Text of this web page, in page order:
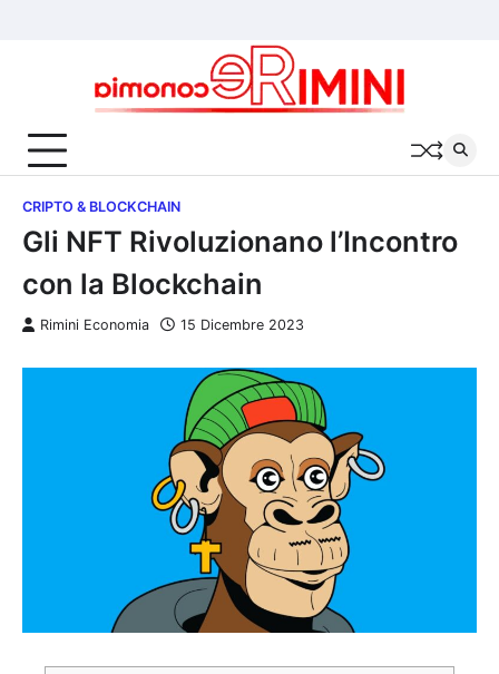
siamo
Policy
Policy
CRIPTO & BLOCKCHAIN
Gli NFT Rivoluzionano l’Incontro
con la Blockchain
Rimini Economia 15 Dicembre 2023